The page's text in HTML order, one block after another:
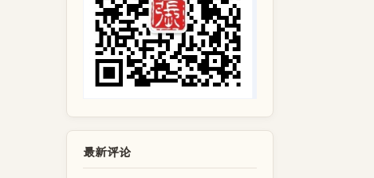
最新评论